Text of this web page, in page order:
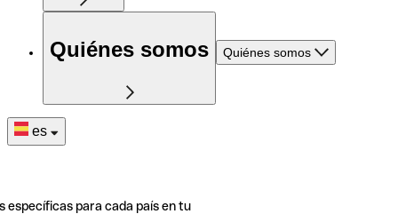
Quiénes somos Quiénes somos
es
específicas para cada país en tu